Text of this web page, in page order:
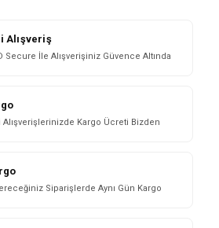
Alışveriş
Secure İle Alışverişiniz Güvence Altında
Alışverişlerinizde Kargo Ücreti Bizden
Siparişlerde Aynı Gün Kargo